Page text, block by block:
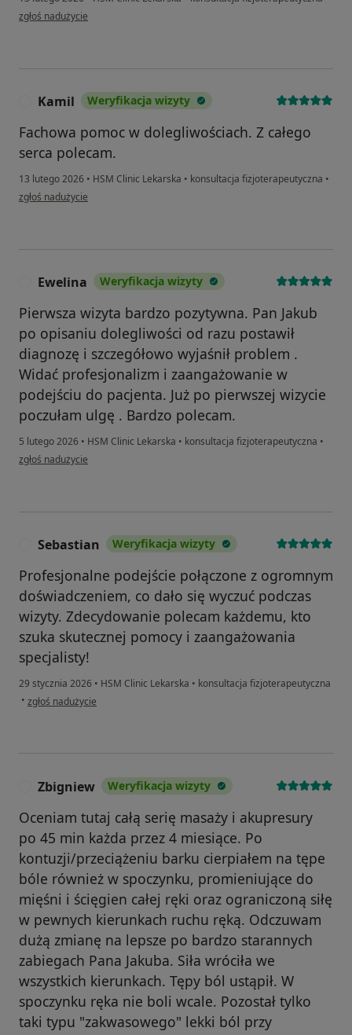
w opinii użytkownika Andrzej
zgłoś nadużycie
Kamil Weryfikacja wizyty
Fachowa pomoc w dolegliwościach. Z całego
serca polecam.
13 lutego 2026 • HSM Clinic Lekarska • konsultacja fizjoterapeutyczna •
w opinii użytkownika Kamil
zgłoś nadużycie
Ewelina Weryfikacja wizyty
Pierwsza wizyta bardzo pozytywna. Pan Jakub
po opisaniu dolegliwości od razu postawił
diagnozę i szczegółowo wyjaśnił problem .
Widać profesjonalizm i zaangażowanie w
podejściu do pacjenta. Już po pierwszej wizycie
poczułam ulgę . Bardzo polecam.
5 lutego 2026 • HSM Clinic Lekarska • konsultacja fizjoterapeutyczna •
w opinii użytkownika Ewelina
zgłoś nadużycie
Sebastian Weryfikacja wizyty
Profesjonalne podejście połączone z ogromnym
doświadczeniem, co dało się wyczuć podczas
wizyty. Zdecydowanie polecam każdemu, kto
szuka skutecznej pomocy i zaangażowania
specjalisty!
29 stycznia 2026 • HSM Clinic Lekarska • konsultacja fizjoterapeutyczna
• w opinii użytkownika Sebastian
zgłoś nadużycie
Zbigniew Weryfikacja wizyty
Oceniam tutaj całą serię masaży i akupresury
po 45 min każda przez 4 miesiące. Po
kontuzji/przeciążeniu barku cierpiałem na tępe
bóle również w spoczynku, promieniujące do
mięśni i ścięgien całej ręki oraz ograniczoną siłę
w pewnych kierunkach ruchu ręką. Odczuwam
dużą zmianę na lepsze po bardzo starannych
zabiegach Pana Jakuba. Siła wróciła we
wszystkich kierunkach. Tępy ból ustąpił. W
spoczynku ręka nie boli wcale. Pozostał tylko
taki typu "zakwasowego" lekki ból przy